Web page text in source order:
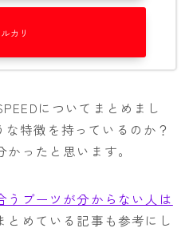
カリ
についてまとめまし
特徴を持っているのか？
ったと思います。
うブーツが分からない人は
とめている記事も参考にし